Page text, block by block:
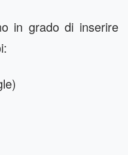
in grado di inserire